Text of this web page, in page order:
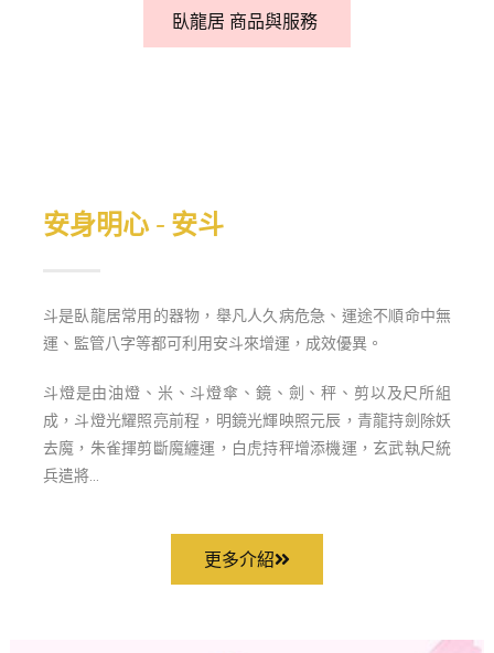
臥龍居 商品與服務
安身明心 - 安斗
斗是臥龍居常用的器物，舉凡人久病危急、運途不順命中無
運、監管八字等都可利用安斗來增運，成效優異。
斗燈是由油燈、米、斗燈傘、鏡、劍、秤、剪以及尺所組
成，斗燈光耀照亮前程，明鏡光輝映照元辰，青龍持劍除妖
去魔，朱雀揮剪斷魔纏運，白虎持秤增添機運，玄武執尺統
兵遣將…
更多介紹